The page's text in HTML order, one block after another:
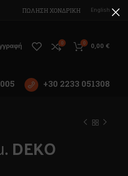
ΠΩΛΗΣΗ ΧΟΝΔΡΙΚΗ English
0 0 0,00 €
+30 2233 051308
DEKO